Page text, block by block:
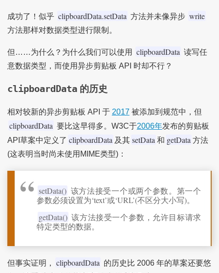
成功了！似乎 clipboardData.setData 方法并未像异步 write
方法那样对数据类型进行限制。
但……为什么？为什么我们可以使用 clipboardData 读写任
意数据类型，而使用异步剪贴板 API 时却不行？
clipboardData的历史
相对较新的异步剪贴板 API 于 2017被添加到规范中，但
clipboardData 要比这早得多。W3C于2006年发布的剪贴板
API草案中定义了 clipboardData 及其 setData 和 getData 方法
(这表明当时尚未使用MIME类型)：
setData() 该方法接受一个或两个参数。第一个
参数必须设置为‘text’或‘URL’(不区分大小写)。
getData() 该方法接受一个参数，允许目标请求
特定类型的数据。
但事实证明， clipboardData 的历史比 2006 年的草案还要悠